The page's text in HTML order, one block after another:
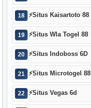
18 ⚡Situs Kaisartoto 88
19 ⚡Situs Wla Togel 88
20 ⚡Situs Indoboss 6D
21 ⚡Situs Microtogel 88
22 ⚡Situs Vegas 6d